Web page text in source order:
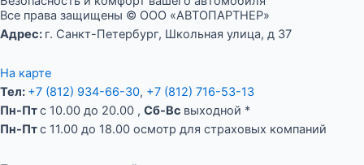
Все права защищены © ООО «АВТОПАРТНЕР»
Адрес: г. Санкт-Петербург, Школьная улица, д 37
На карте
Тел: +7 (812) 934-66-30, +7 (812) 716-53-13
Пн-Птс 10.00 до 20.00 , Сб-Вс выходной *
Пн-Птc 11.00 до 18.00 осмотр для страховых компаний